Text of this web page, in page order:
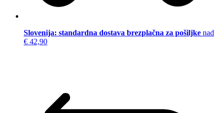
Slovenija: standardna dostava brezplačna za pošiljke nad
€ 42,90